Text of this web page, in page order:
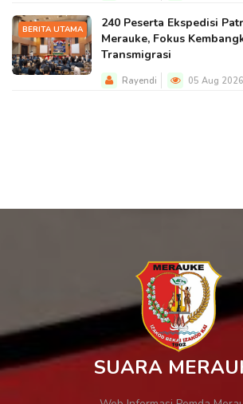
BERITA UTAMA
240 Peserta Ekspedisi
Merauke, Fokus
Transmigrasi
Rayendi 05 Aug
SUARA